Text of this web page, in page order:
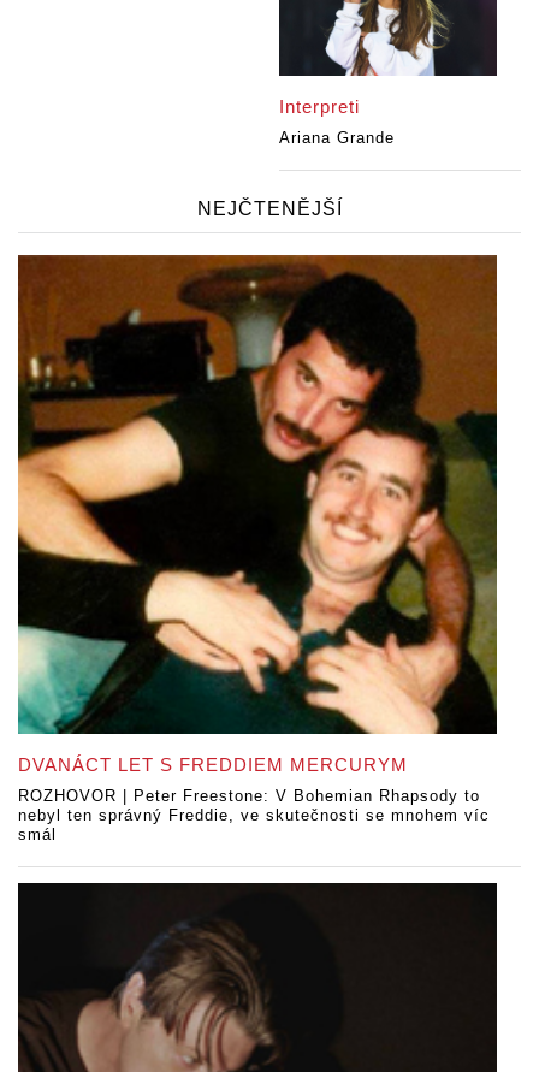
Interpreti
Ariana Grande
NEJČTENĚJŠÍ
DVANÁCT LET S FREDDIEM MERCURYM
ROZHOVOR | Peter Freestone: V Bohemian Rhapsody to
nebyl ten správný Freddie, ve skutečnosti se mnohem víc
smál